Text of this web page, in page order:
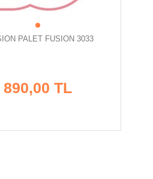
PALET FUSION 3033
890,00 TL